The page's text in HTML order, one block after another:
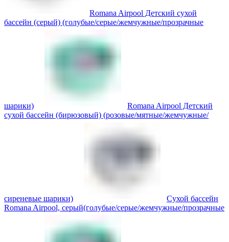
Romana Airpool Детский сухой
бассейн (серый) (голубые/серые/жемчужные/прозрачные
шарики)
Romana Airpool Детский
сухой бассейн (бирюзовый) (розовые/мятные/жемчужные/
сиреневые шарики)
Сухой бассейн
Romana Airpool, серый(голубые/серые/жемчужные/прозрачные